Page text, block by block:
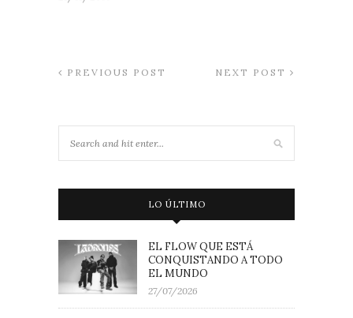
PREVIOUS POST NEXT POST
LO ÚLTIMO
EL FLOW QUE ESTÁ
CONQUISTANDO A TODO
EL MUNDO
27/07/2026